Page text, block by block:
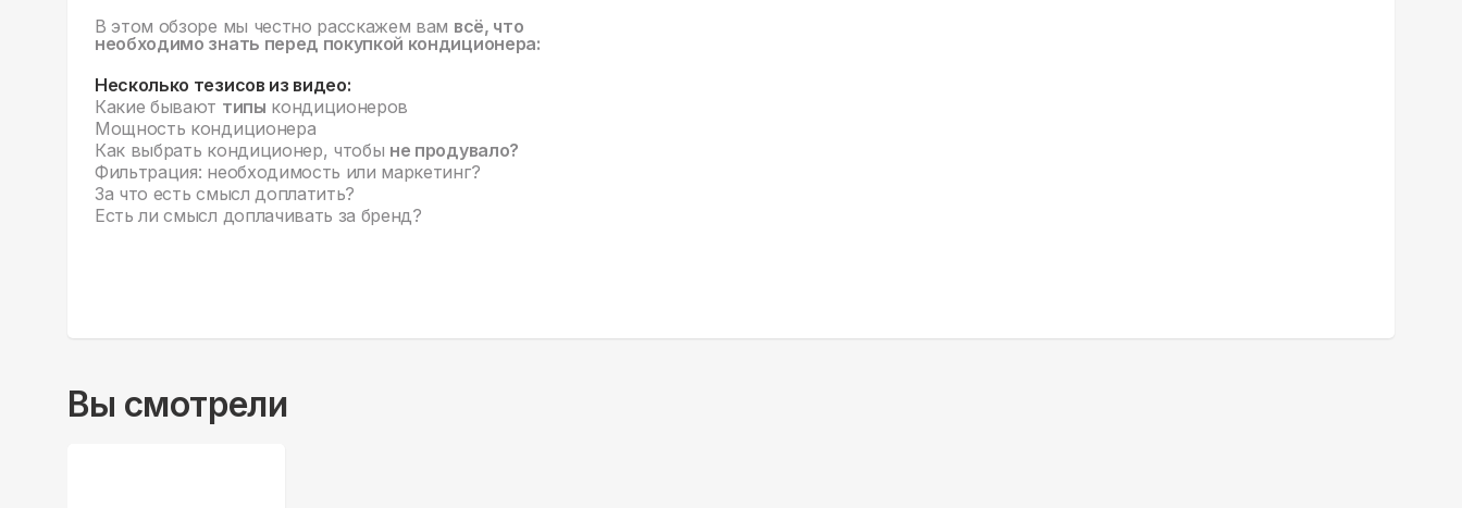
В этом обзоре мы честно расскажем вам всё, что
необходимо знать перед покупкой кондиционера:
Несколько тезисов из видео:
Какие бывают типы кондиционеров
Мощность кондиционера
Как выбрать кондиционер, чтобы не продувало?
Фильтрация: необходимость или маркетинг?
За что есть смысл доплатить?
Есть ли смысл доплачивать за бренд?
Вы смотрели